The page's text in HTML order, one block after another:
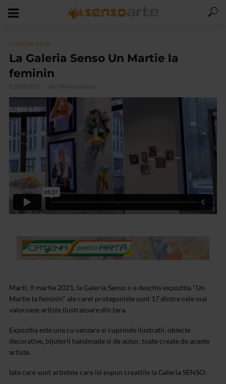
CLIPA DE ARTA
La Galeria Senso Un Martie la
feminin
11/03/2021 66.598 vizualizari
Marti, 9 martie 2021, la Galeria Senso s-a deschis expozitia "Un
Martie la feminin" ale carei protagoniste sunt 17 dintre cele mai
valoroase artiste ilustratoare din tara.
Expozitia este una cu vanzare si cuprinde ilustratii, obiecte
decorative, bijuterii handmade si de autor, toate create de aceste
artiste.
Iata care sunt artistele care isi expun creatiile la Galeria SENSO: